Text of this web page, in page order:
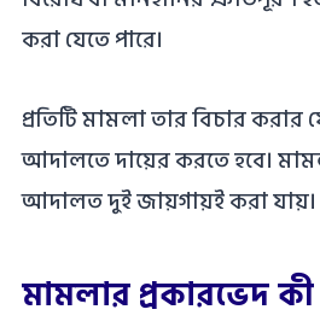
করা যেতে পারে।
প্রতিটি মামলা তার বিচার করার
আদালতে দায়ের করতে হবে।
আদালত দুই জায়গায়ই করা যায়।
মামলার প্রকারভেদ